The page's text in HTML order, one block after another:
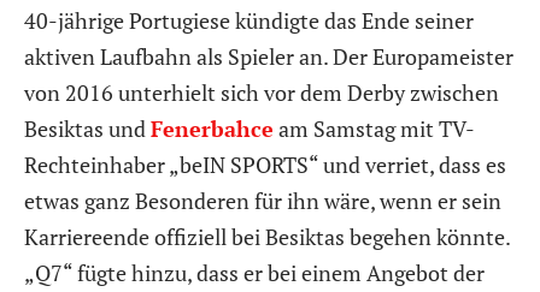
40-jährige Portugiese kündigte das Ende seiner
aktiven Laufbahn als Spieler an. Der Europameister
von 2016 unterhielt sich vor dem Derby zwischen
Besiktas und Fenerbahce am Samstag mit TV-
Rechteinhaber „beIN SPORTS“ und verriet, dass es
etwas ganz Besonderen für ihn wäre, wenn er sein
Karriereende offiziell bei Besiktas begehen könnte.
„Q7“ fügte hinzu, dass er bei einem Angebot der